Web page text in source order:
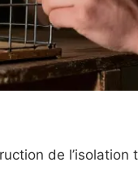
de l’isolation